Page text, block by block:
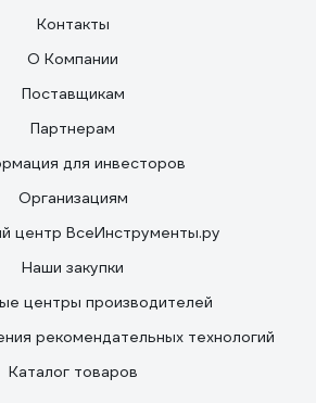
Контакты
О Компании
Поставщикам
Партнерам
для инвесторов
Организациям
центр ВсеИнструменты.ру
Наши закупки
центры производителей
рекомендательных технологий
Каталог товаров